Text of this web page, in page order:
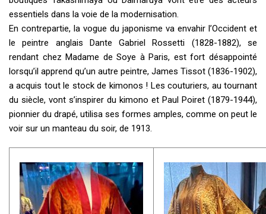
essentiels dans la voie de la modernisation.
En contrepartie, la vogue du japonisme va envahir l’Occident et
le peintre anglais Dante Gabriel Rossetti (1828-1882), se
rendant chez Madame de Soye à Paris, est fort désappointé
lorsqu’il apprend qu’un autre peintre, James Tissot (1836-1902),
a acquis tout le stock de kimonos ! Les couturiers, au tournant
du siècle, vont s’inspirer du kimono et Paul Poiret (1879-1944),
pionnier du drapé, utilisa ses formes amples, comme on peut le
voir sur un manteau du soir, de 1913.